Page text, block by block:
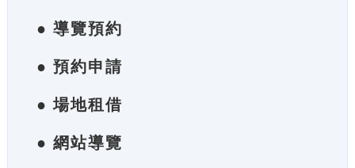
● 導覽預約
● 預約申請
● 場地租借
● 網站導覽